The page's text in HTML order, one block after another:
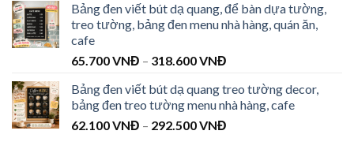
Bảng đen viết bút dạ quang, để bàn dựa tường,
treo tường, bảng đen menu nhà hàng, quán ăn,
cafe
65.700VNĐ – 318.600VNĐ
Bảng đen viết bút dạ quang treo tường decor,
bảng đen treo tường menu nhà hàng, cafe
62.100VNĐ – 292.500VNĐ